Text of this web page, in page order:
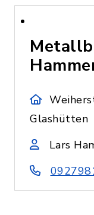
Glashütten
Lars